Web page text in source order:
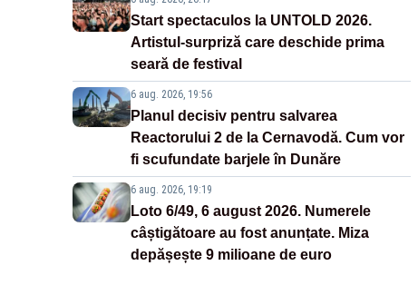
Start spectaculos la UNTOLD 2026.
Artistul-surpriză care deschide prima
seară de festival
6 aug. 2026, 19:56
Planul decisiv pentru salvarea
Reactorului 2 de la Cernavodă. Cum vor
fi scufundate barjele în Dunăre
6 aug. 2026, 19:19
Loto 6/49, 6 august 2026. Numerele
câștigătoare au fost anunțate. Miza
depășește 9 milioane de euro